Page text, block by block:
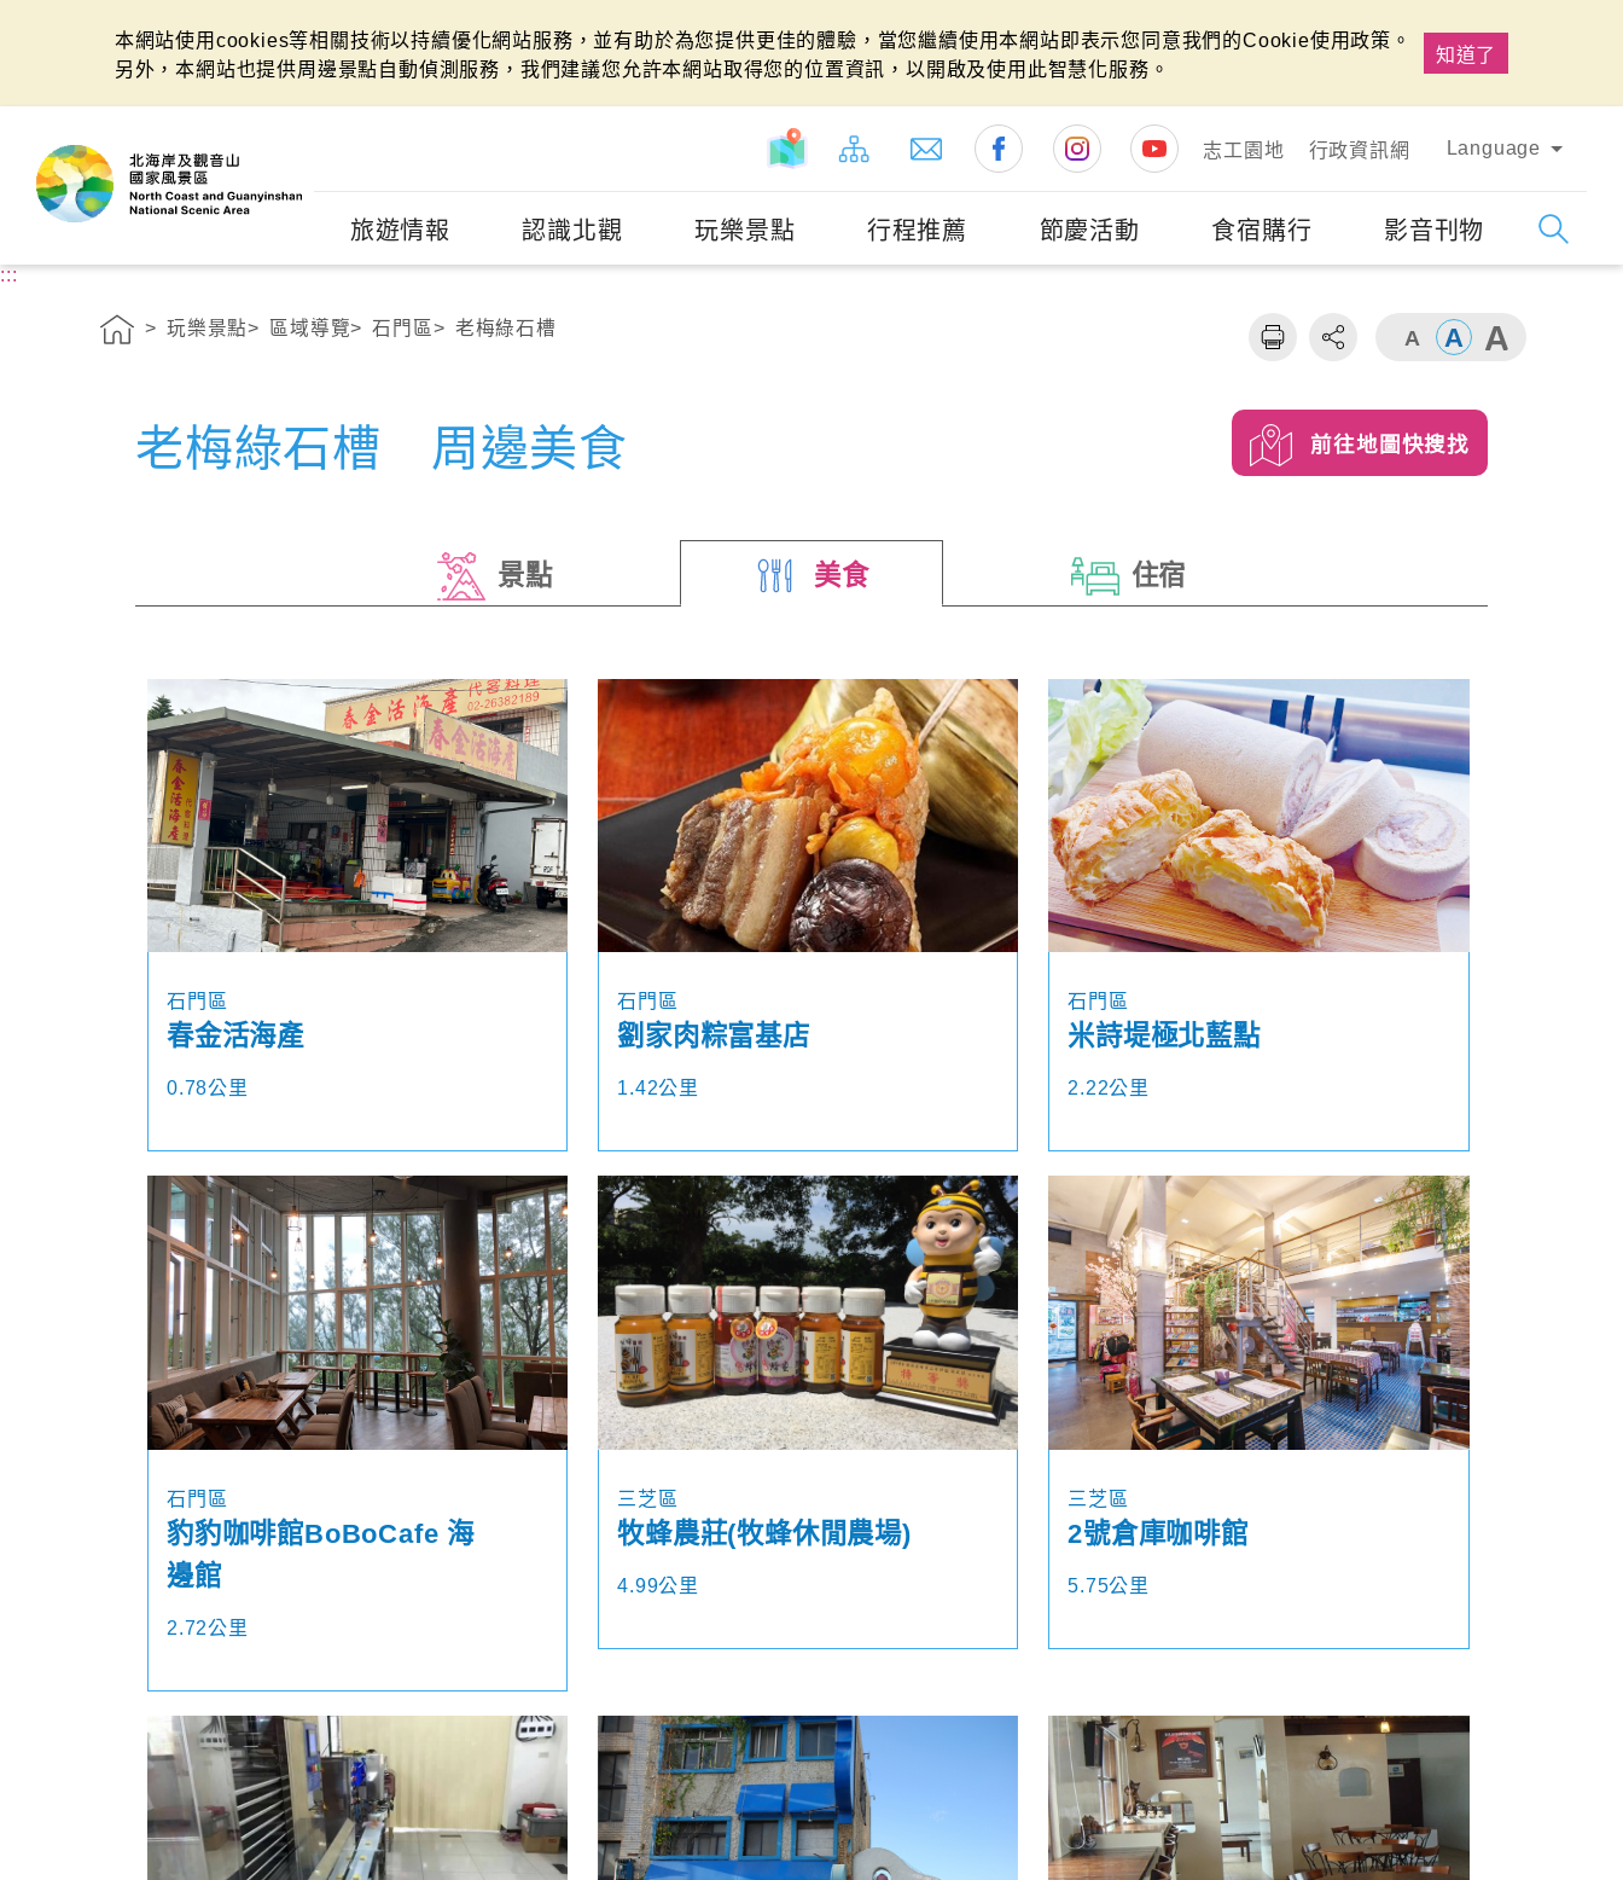
本網站使用cookies等相關技術以持續優化網站服務，並有助於為您提供更佳的體驗，當您繼續使用本網站即表示您同意我們的Cookie使用政策。
另外，本網站也提供周邊景點自動偵測服務，我們建議您允許本網站取得您的位置資訊，以開啟及使用此智慧化服務。
知道了
志工園地
行政資訊網 Language
旅遊情報 認識北觀 玩樂景點 行程推薦 節慶活動 食宿購行 影音刊物
:::
玩樂景點 區域導覽 石門區 老梅綠石槽
老梅綠石槽 周邊美食 前往地圖快搜找
景點 美食 住宿
石門區
春金活海產
0.78公里
石門區
劉家肉粽富基店
1.42公里
石門區
米詩堤極北藍點
2.22公里
石門區
豹豹咖啡館BoBoCafe 海
邊館
2.72公里
三芝區
牧蜂農莊(牧蜂休閒農場)
4.99公里
三芝區
2號倉庫咖啡館
5.75公里